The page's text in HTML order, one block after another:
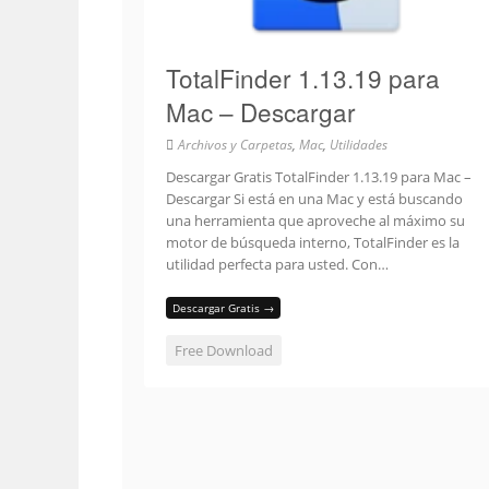
TotalFinder 1.13.19 para
Mac – Descargar
Archivos y Carpetas, Mac, Utilidades
Descargar Gratis TotalFinder 1.13.19 para Mac –
Descargar Si está en una Mac y está buscando
una herramienta que aproveche al máximo su
motor de búsqueda interno, TotalFinder es la
utilidad perfecta para usted. Con…
Descargar Gratis →
Free Download